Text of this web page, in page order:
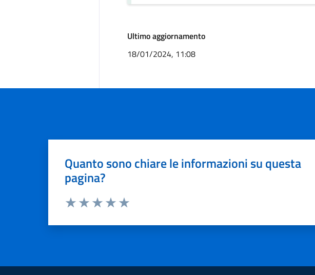
Ultimo aggiornamento
18/01/2024, 11:08
Quanto sono chiare le informazioni su questa
pagina?